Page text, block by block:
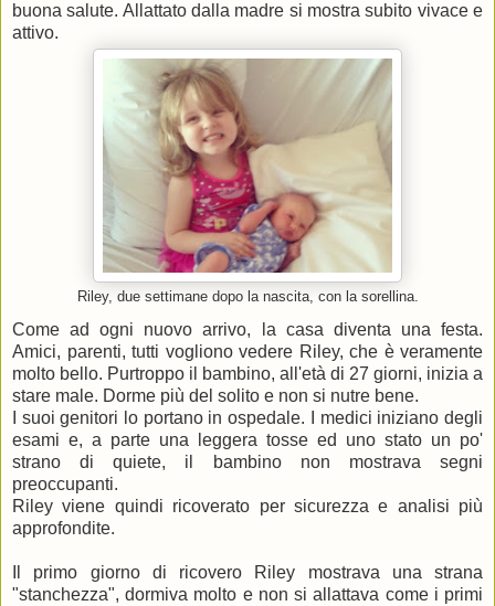
buona salute. Allattato dalla madre si mostra subito vivace e
attivo.
Riley, due settimane dopo la nascita, con la sorellina.
Come ad ogni nuovo arrivo, la casa diventa una festa.
Amici, parenti, tutti vogliono vedere Riley, che è veramente
molto bello. Purtroppo il bambino, all'età di 27 giorni, inizia a
stare male. Dorme più del solito e non si nutre bene.
I suoi genitori lo portano in ospedale. I medici iniziano degli
esami e, a parte una leggera tosse ed uno stato un po'
strano di quiete, il bambino non mostrava segni
preoccupanti.
Riley viene quindi ricoverato per sicurezza e analisi più
approfondite.
Il primo giorno di ricovero Riley mostrava una strana
"stanchezza", dormiva molto e non si allattava come i primi